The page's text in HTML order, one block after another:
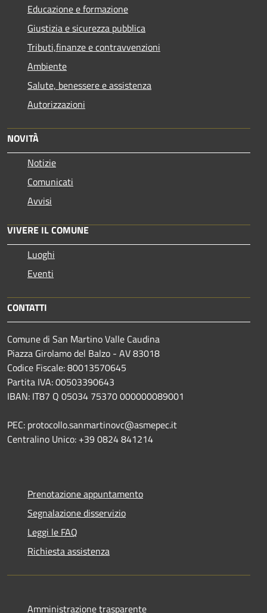
Educazione e formazione
Giustizia e sicurezza pubblica
Tributi,finanze e contravvenzioni
Ambiente
Salute, benessere e assistenza
Autorizzazioni
NOVITÀ
Notizie
Comunicati
Avvisi
VIVERE IL COMUNE
Luoghi
Eventi
CONTATTI
Comune di San Martino Valle Caudina
Piazza Girolamo del Balzo - AV 83018
Codice Fiscale: 80013570645
Partita IVA: 00503390643
IBAN: IT87 Q 05034 75370 000000089001
PEC: protocollo.sanmartinovc@asmepec.it
Centralino Unico: +39 0824 841214
Prenotazione appuntamento
Segnalazione disservizio
Leggi le FAQ
Richiesta assistenza
Amministrazione trasparente